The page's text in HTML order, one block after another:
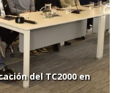
del TC2000 en